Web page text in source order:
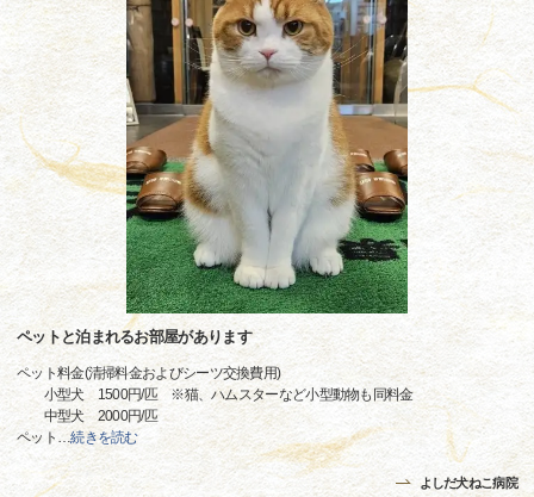
ペットと泊まれるお部屋があります
ペット料金(清掃料金およびシーツ交換費用)
小型犬 1500円/匹 ※猫、ハムスターなど小型動物も同料金
中型犬 2000円/匹
ペット …続きを読む
よしだ犬ねこ病院